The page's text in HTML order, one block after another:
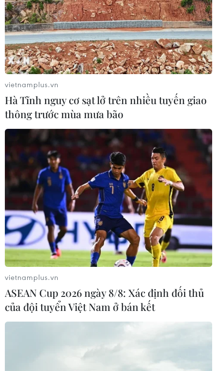
vietnamplus.vn
Hà Tĩnh nguy cơ sạt lở trên nhiều tuyến giao
thông trước mùa mưa bão
vietnamplus.vn
ASEAN Cup 2026 ngày 8/8: Xác định đối thủ
của đội tuyển Việt Nam ở bán kết